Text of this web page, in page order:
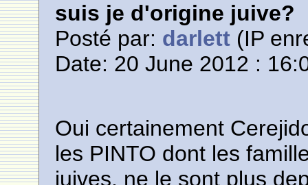
suis je d'origine juive?
Posté par: darlett (IP
Date: 20 June 2012 :
Oui certainement
les PINTO dont les
juives, ne le sont plus